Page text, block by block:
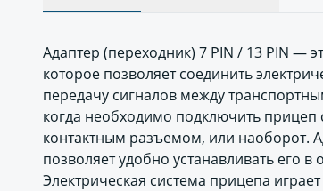
Адаптер (переходник) 7 PIN / 13 PIN —
которое позволяет соединить
передачу сигналов между
когда необходимо подключить
контактным разъемом, или наоборот.
позволяет удобно устанавливать его
Электрическая система прицепа